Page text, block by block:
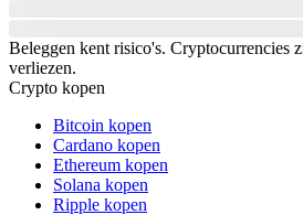
Beleggen kent risico's. Cryptocurrencies
verliezen.
Crypto kopen
Bitcoin kopen
Cardano kopen
Ethereum kopen
Solana kopen
Ripple kopen